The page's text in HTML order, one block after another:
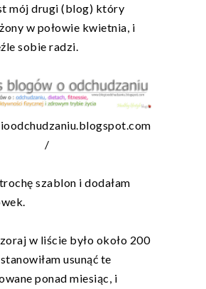
mój drugi (blog) który
w połowie kwietnia, i
sobie radzi.
/
szablon i dodałam
w liście było około 200
usunąć te
ponad miesiąc, i